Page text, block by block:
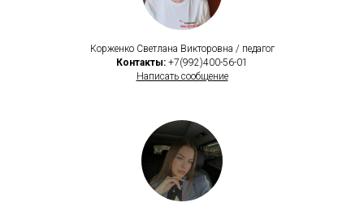
Корженко Светлана Викторовна / педагог
Контакты: +7(992)400-56-01
Написать сообщение